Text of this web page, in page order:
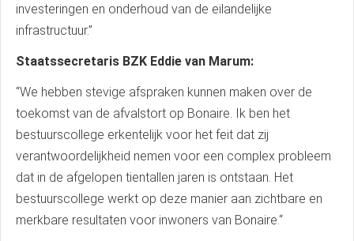
investeringen en onderhoud van de eilandelijke
infrastructuur.”
Staatssecretaris BZK Eddie van Marum:
“We hebben stevige afspraken kunnen maken over de
toekomst van de afvalstort op Bonaire. Ik ben het
bestuurscollege erkentelijk voor het feit dat zij
verantwoordelijkheid nemen voor een complex probleem
dat in de afgelopen tientallen jaren is ontstaan. Het
bestuurscollege werkt op deze manier aan zichtbare en
merkbare resultaten voor inwoners van Bonaire.“